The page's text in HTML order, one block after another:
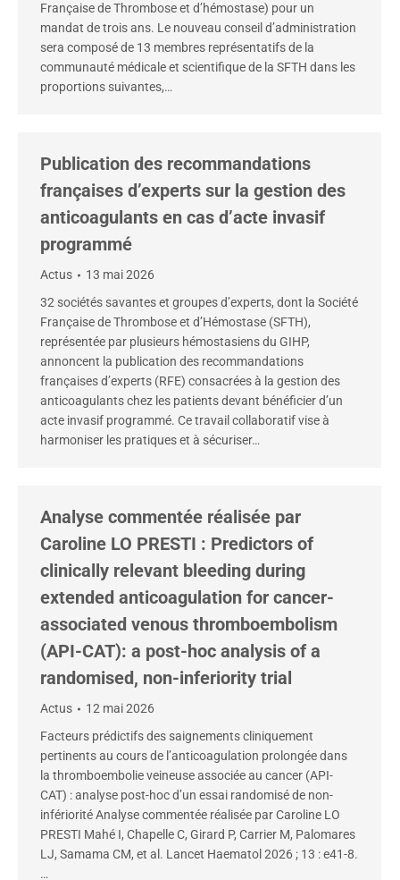
Française de Thrombose et d’hémostase) pour un
mandat de trois ans. Le nouveau conseil d’administration
sera composé de 13 membres représentatifs de la
communauté médicale et scientifique de la SFTH dans les
proportions suivantes,…
Publication des recommandations
françaises d’experts sur la gestion des
anticoagulants en cas d’acte invasif
programmé
Actus
13 mai 2026
32 sociétés savantes et groupes d’experts, dont la Société
Française de Thrombose et d’Hémostase (SFTH),
représentée par plusieurs hémostasiens du GIHP,
annoncent la publication des recommandations
françaises d’experts (RFE) consacrées à la gestion des
anticoagulants chez les patients devant bénéficier d’un
acte invasif programmé. Ce travail collaboratif vise à
harmoniser les pratiques et à sécuriser…
Analyse commentée réalisée par
Caroline LO PRESTI : Predictors of
clinically relevant bleeding during
extended anticoagulation for cancer-
associated venous thromboembolism
(API-CAT): a post-hoc analysis of a
randomised, non-inferiority trial
Actus
12 mai 2026
Facteurs prédictifs des saignements cliniquement
pertinents au cours de l’anticoagulation prolongée dans
la thromboembolie veineuse associée au cancer (API-
CAT) : analyse post-hoc d’un essai randomisé de non-
infériorité Analyse commentée réalisée par Caroline LO
PRESTI Mahé I, Chapelle C, Girard P, Carrier M, Palomares
LJ, Samama CM, et al. Lancet Haematol 2026 ; 13 : e41-8.
…